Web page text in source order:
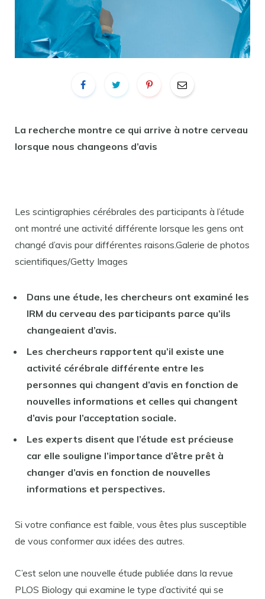
La recherche montre ce qui arrive à notre cerveau
lorsque nous changeons d’avis
Les scintigraphies cérébrales des participants à l’étude
ont montré une activité différente lorsque les gens ont
changé d’avis pour différentes raisons.Galerie de photos
scientifiques/Getty Images
Dans une étude, les chercheurs ont examiné les
IRM du cerveau des participants parce qu’ils
changeaient d’avis.
Les chercheurs rapportent qu’il existe une
activité cérébrale différente entre les
personnes qui changent d’avis en fonction de
nouvelles informations et celles qui changent
d’avis pour l’acceptation sociale.
Les experts disent que l’étude est précieuse
car elle souligne l’importance d’être prêt à
changer d’avis en fonction de nouvelles
informations et perspectives.
Si votre confiance est faible, vous êtes plus susceptible
de vous conformer aux idées des autres.
C’est selon une nouvelle étude publiée dans la revue
PLOS Biology qui examine le type d’activité qui se